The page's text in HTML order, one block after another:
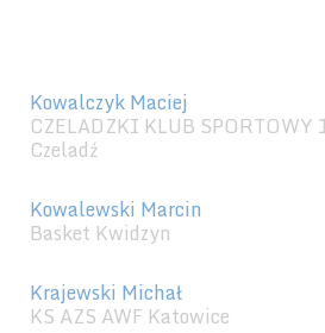
Kowalczyk Maciej
CZELADZKI KLUB SPORTOWY
Czeladź
Kowalewski Marcin
Basket Kwidzyn
Krajewski Michał
KS AZS AWF Katowice